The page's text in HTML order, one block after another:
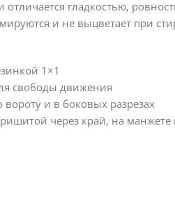
гладкостью,
и не выцветает при
1×1
свободы движения
и в боковых разрезах
через край, на манжете